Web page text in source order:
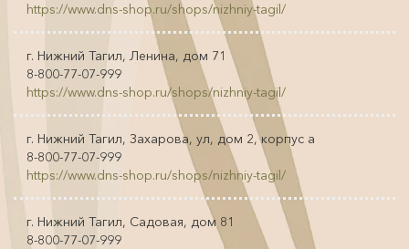
https://www.dns-shop.ru/shops/nizhniy-tagil/
г. Нижний Тагил, Ленина, дом 71
8-800-77-07-999
https://www.dns-shop.ru/shops/nizhniy-tagil/
г. Нижний Тагил, Захарова, ул, дом 2, корпус а
8-800-77-07-999
https://www.dns-shop.ru/shops/nizhniy-tagil/
г. Нижний Тагил, Садовая, дом 81
8-800-77-07-999